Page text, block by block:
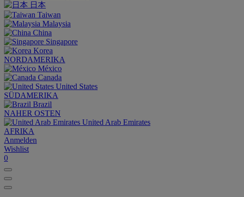
日本
Taiwan
Malaysia
China
Singapore
Korea
NORDAMERIKA
México
Canada
United States
SÜDAMERIKA
Brazil
NAHER OSTEN
United Arab Emirates
AFRIKA
Anmelden
Wishlist
0